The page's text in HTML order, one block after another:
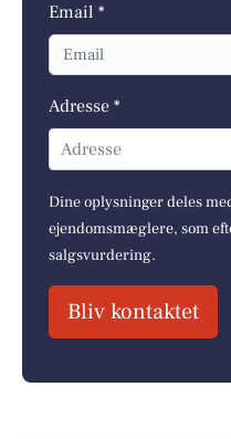
Email *
Adresse *
Adresse
Dine oplysninger deles
ejendomsmæglere, som
salgsvurdering.
Bliv kontaktet